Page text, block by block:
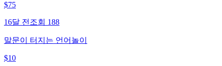
$75
16달 전 조회 188
말문이 터지는 언어놀이
$10